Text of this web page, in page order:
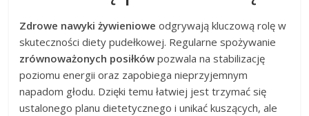
Zdrowe nawyki żywieniowe odgrywają kluczową rolę w
skuteczności diety pudełkowej. Regularne spożywanie
zrównoważonych posiłków pozwala na stabilizację
poziomu energii oraz zapobiega nieprzyjemnym
napadom głodu. Dzięki temu łatwiej jest trzymać się
ustalonego planu dietetycznego i unikać kuszących, ale